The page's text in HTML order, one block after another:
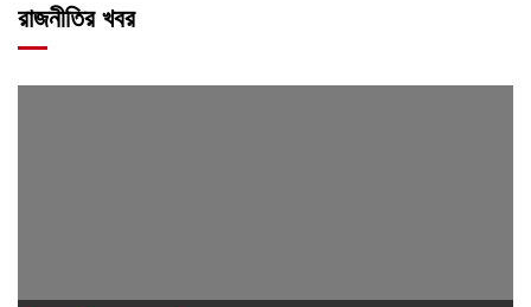
রাজনীতির খবর